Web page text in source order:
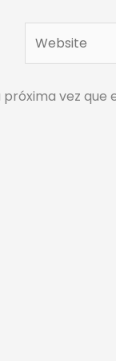
Website
vez que